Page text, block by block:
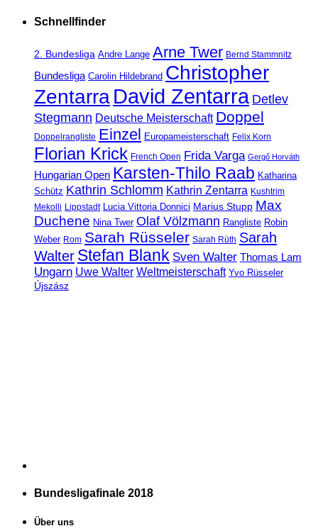
Schnellfinder
2. Bundesliga Andre Lange Arne Twer Bernd Stammnitz
Bundesliga Carolin Hildebrand Christopher
ZentarraDavid Zentarra Detlev
Stegmann Deutsche Meisterschaft Doppel
Doppelrangliste Einzel Europameisterschaft Felix Korn
Florian Krick French Open Frida Varga Gergő Horváth
Hungarian Open Karsten-Thilo Raab Katharina
Schütz Kathrin Schlomm Kathrin Zentarra Kushtrim
Mekolli Lippstadt Lucia Vittoria Donnici Marius Stupp Max
Duchene Nina Twer Olaf Völzmann Rangliste Robin
Weber Rom Sarah Rüsseler Sarah Rüth Sarah
Walter Stefan Blank Sven Walter Thomas Lam
Ungarn Uwe Walter Weltmeisterschaft Yvo Rüsseler
Újszász
Bundesligafinale 2018
Über uns